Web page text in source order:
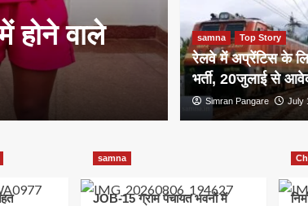
होने वाले
प्राप्त करने
छत्तीसगढ़
Simran Pangare August
samna Top Story
रेलवे में अप्रेंटिस के
भर्ती, 20जुलाई से
Simran Pangare July
samna
JOB-15 ग्राम पंचायत भवनों में